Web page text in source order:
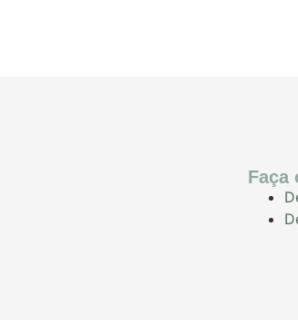
Faça